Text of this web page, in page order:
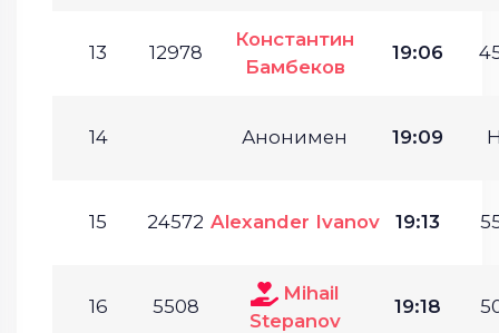
13 12978
Константин
Бамбеков
19:06
14 Анонимен 19:09
15 24572 Alexander Ivanov 19:13
16 5508
Mihail
Stepanov
19:18